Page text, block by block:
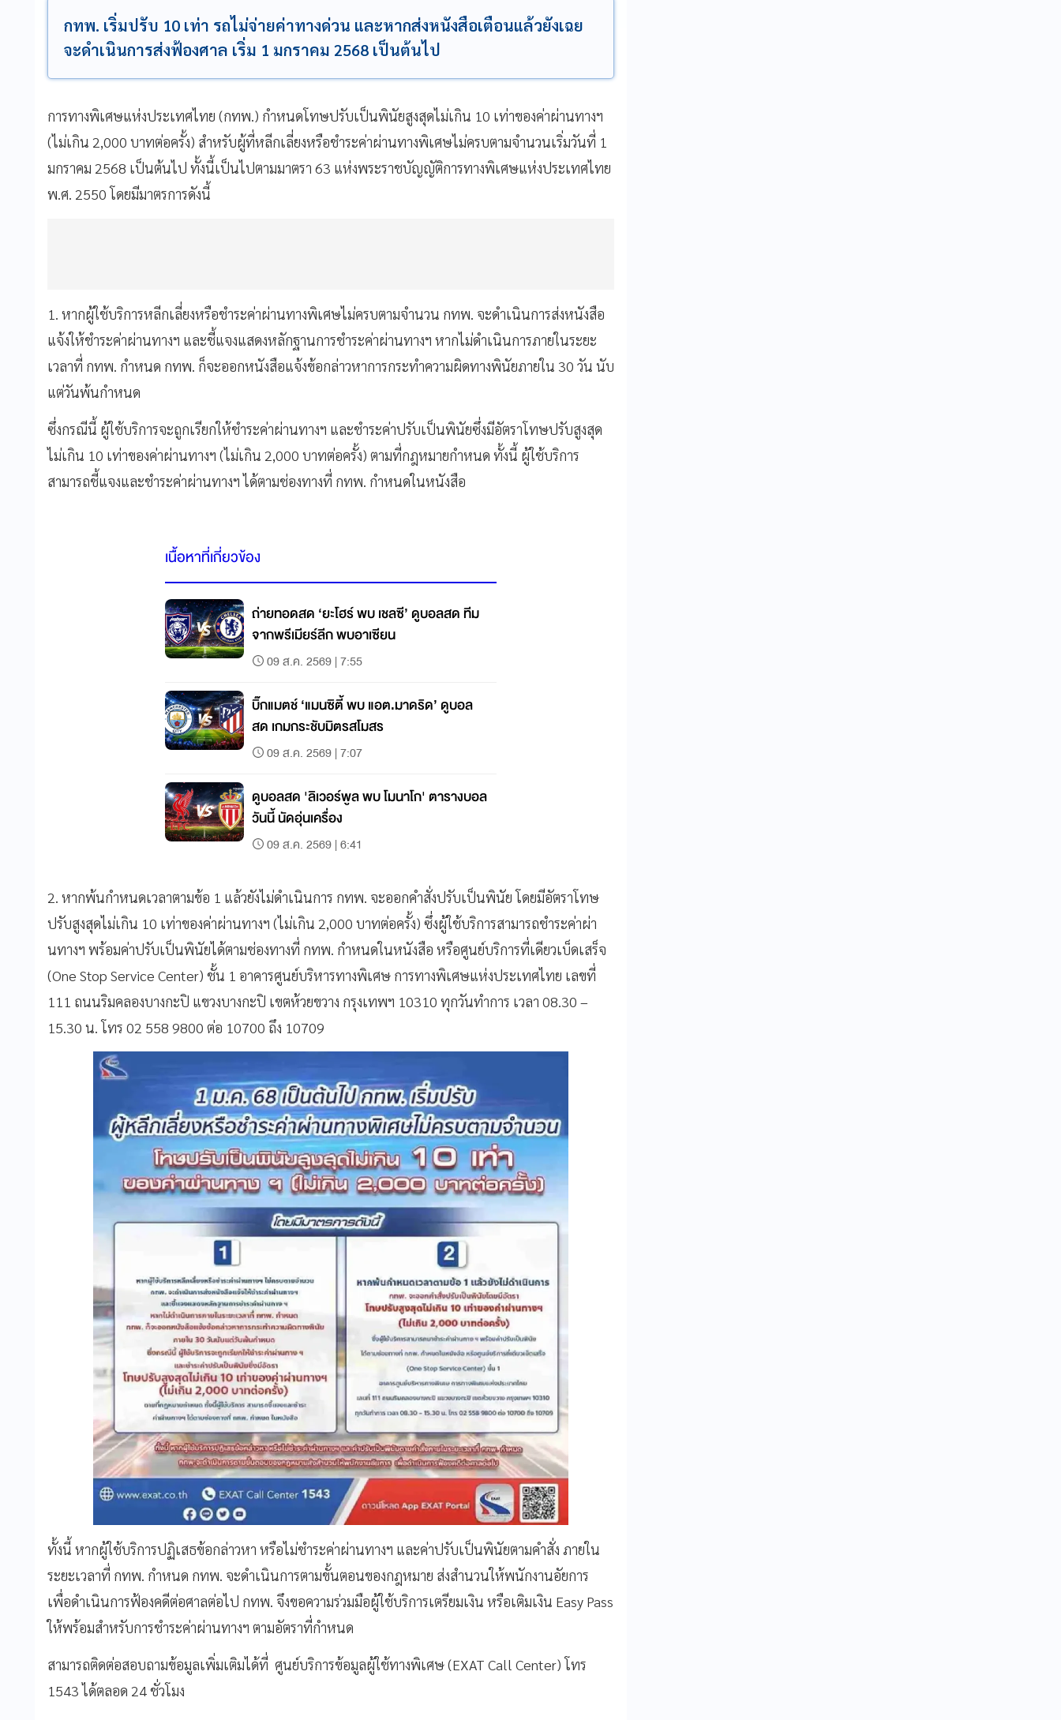
กทพ. เริ่มปรับ 10 เท่า รถไม่จ่ายค่าทางด่วน และหากส่งหนังสือเตือนแล้วยังเฉย
จะดำเนินการส่งฟ้องศาล เริ่ม 1 มกราคม 2568 เป็นต้นไป
การทางพิเศษแห่งประเทศไทย (กทพ.) กำหนดโทษปรับเป็นพินัยสูงสุดไม่เกิน 10 เท่าของค่าผ่านทางฯ
(ไม่เกิน 2,000 บาทต่อครั้ง) สำหรับผู้ที่หลีกเลี่ยงหรือชำระค่าผ่านทางพิเศษไม่ครบตามจำนวนเริ่มวันที่ 1
มกราคม 2568 เป็นต้นไป ทั้งนี้เป็นไปตามมาตรา 63 แห่งพระราชบัญญัติการทางพิเศษแห่งประเทศไทย
พ.ศ. 2550 โดยมีมาตรการดังนี้
1. หากผู้ใช้บริการหลีกเลี่ยงหรือชำระค่าผ่านทางพิเศษไม่ครบตามจำนวน กทพ. จะดำเนินการส่งหนังสือ
แจ้งให้ชำระค่าผ่านทางฯ และชี้แจงแสดงหลักฐานการชำระค่าผ่านทางฯ หากไม่ดำเนินการภายในระยะ
เวลาที่ กทพ. กำหนด กทพ. ก็จะออกหนังสือแจ้งข้อกล่าวหาการกระทำความผิดทางพินัยภายใน 30 วัน นับ
แต่วันพ้นกำหนด
ซึ่งกรณีนี้ ผู้ใช้บริการจะถูกเรียกให้ชำระค่าผ่านทางฯ และชำระค่าปรับเป็นพินัยซึ่งมีอัตราโทษปรับสูงสุด
ไม่เกิน 10 เท่าของค่าผ่านทางฯ (ไม่เกิน 2,000 บาทต่อครั้ง) ตามที่กฎหมายกำหนด ทั้งนี้ ผู้ใช้บริการ
สามารถชี้แจงและชำระค่าผ่านทางฯ ได้ตามช่องทางที่ กทพ. กำหนดในหนังสือ
เนื้อหาที่เกี่ยวข้อง
ถ่ายทอดสด ‘ยะโฮร์ พบ เชลซี’ ดูบอลสด ทีม
จากพรีเมียร์ลีก พบอาเซียน
09 ส.ค. 2569 | 7:55
บิ๊กแมตช์ ‘แมนซิตี้ พบ แอต.มาดริด’ ดูบอล
สด เกมกระชับมิตรสโมสร
09 ส.ค. 2569 | 7:07
ดูบอลสด 'ลิเวอร์พูล พบ โมนาโก' ตารางบอล
วันนี้ นัดอุ่นเครื่อง
09 ส.ค. 2569 | 6:41
2. หากพ้นกำหนดเวลาตามข้อ 1 แล้วยังไม่ดำเนินการ กทพ. จะออกคำสั่งปรับเป็นพินัย โดยมีอัตราโทษ
ปรับสูงสุดไม่เกิน 10 เท่าของค่าผ่านทางฯ (ไม่เกิน 2,000 บาทต่อครั้ง) ซึ่งผู้ใช้บริการสามารถชำระค่าผ่า
นทางฯ พร้อมค่าปรับเป็นพินัยได้ตามช่องทางที่ กทพ. กำหนดในหนังสือ หรือศูนย์บริการที่เดียวเบ็ดเสร็จ
(One Stop Service Center) ชั้น 1 อาคารศูนย์บริหารทางพิเศษ การทางพิเศษแห่งประเทศไทย เลขที่
111 ถนนริมคลองบางกะปิ แขวงบางกะปิ เขตห้วยขวาง กรุงเทพฯ 10310 ทุกวันทำการ เวลา 08.30 –
15.30 น. โทร 02 558 9800 ต่อ 10700 ถึง 10709
ทั้งนี้ หากผู้ใช้บริการปฏิเสธข้อกล่าวหา หรือไม่ชำระค่าผ่านทางฯ และค่าปรับเป็นพินัยตามคำสั่ง ภายใน
ระยะเวลาที่ กทพ. กำหนด กทพ. จะดำเนินการตามขั้นตอนของกฎหมาย ส่งสำนวนให้พนักงานอัยการ
เพื่อดำเนินการฟ้องคดีต่อศาลต่อไป กทพ. จึงขอความร่วมมือผู้ใช้บริการเตรียมเงิน หรือเติมเงิน Easy Pass
ให้พร้อมสำหรับการชำระค่าผ่านทางฯ ตามอัตราที่กำหนด
สามารถติดต่อสอบถามข้อมูลเพิ่มเติมได้ที่ ศูนย์บริการข้อมูลผู้ใช้ทางพิเศษ (EXAT Call Center) โทร
1543 ได้ตลอด 24 ชั่วโมง